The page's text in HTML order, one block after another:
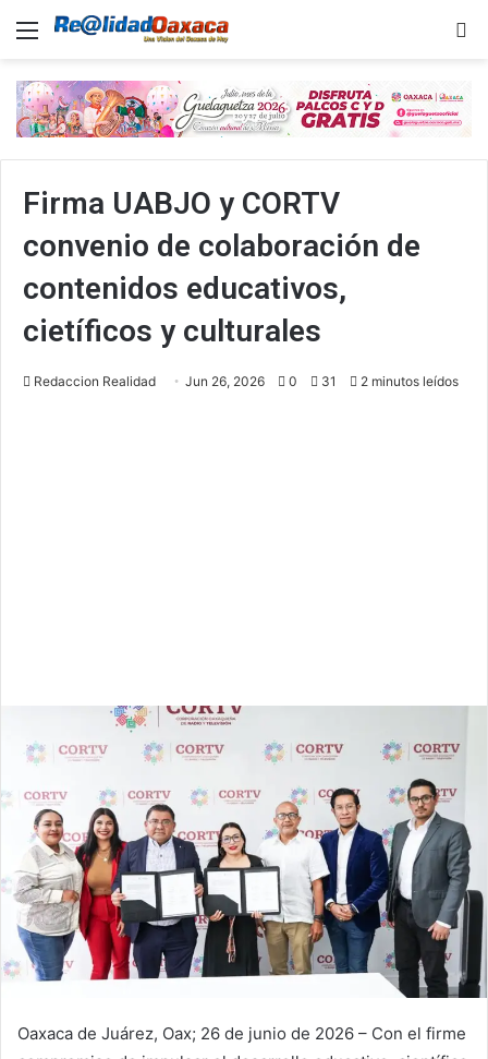
Menu
Firma UABJO y CORTV
convenio de colaboración de
contenidos educativos,
cietíficos y culturales
Redaccion Realidad Jun 26, 2026 0 31 2 minutos leídos
Oaxaca de Juárez, Oax; 26 de junio de 2026 – Con el firme